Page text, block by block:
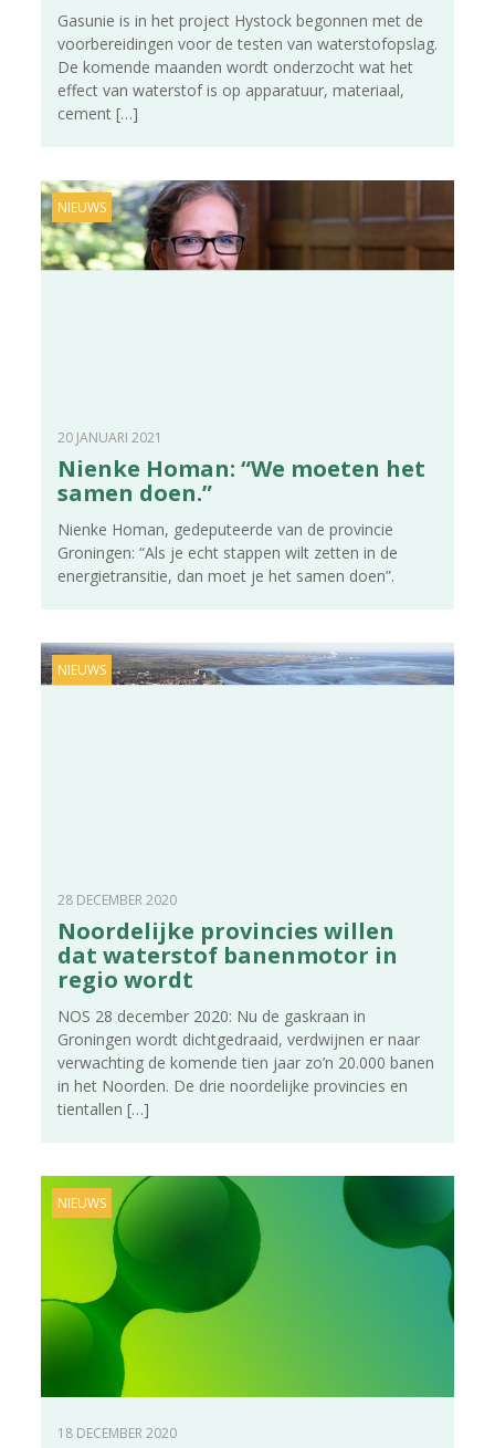
Gasunie is in het project Hystock begonnen met de
voorbereidingen voor de testen van waterstofopslag.
De komende maanden wordt onderzocht wat het
effect van waterstof is op apparatuur, materiaal,
cement[…]
NIEUWS
20 JANUARI 2021
Nienke Homan: “We moeten het
samen doen.”
Nienke Homan, gedeputeerde van de provincie
Groningen: “Als je echt stappen wilt zetten in de
energietransitie, dan moet je het samen doen”.
NIEUWS
28 DECEMBER 2020
Noordelijke provincies willen
dat waterstof banenmotor in
regio wordt
NOS 28 december 2020: Nu de gaskraan in
Groningen wordt dichtgedraaid, verdwijnen er naar
verwachting de komende tien jaar zo’n 20.000 banen
in het Noorden. De drie noordelijke provincies en
tientallen […]
NIEUWS
18 DECEMBER 2020